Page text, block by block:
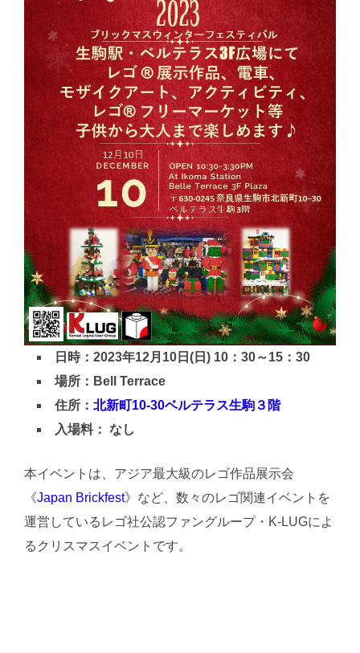
日時：2023年12月10日(日) 10：30～15：30
場所：Bell Terrace
住所： 北新町10-30ベルテラス生駒３階
入場料： なし
本イベントは、アジア最大級のレゴ作品展示会
《Japan Brickfest》など、数々のレゴ関連イベントを
運営しているレゴ社公認ファングループ・K-LUGによ
るクリスマスイベントです。